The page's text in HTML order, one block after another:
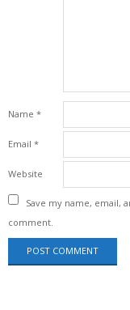
Name *
Email *
Website
Save my name, email,
comment.